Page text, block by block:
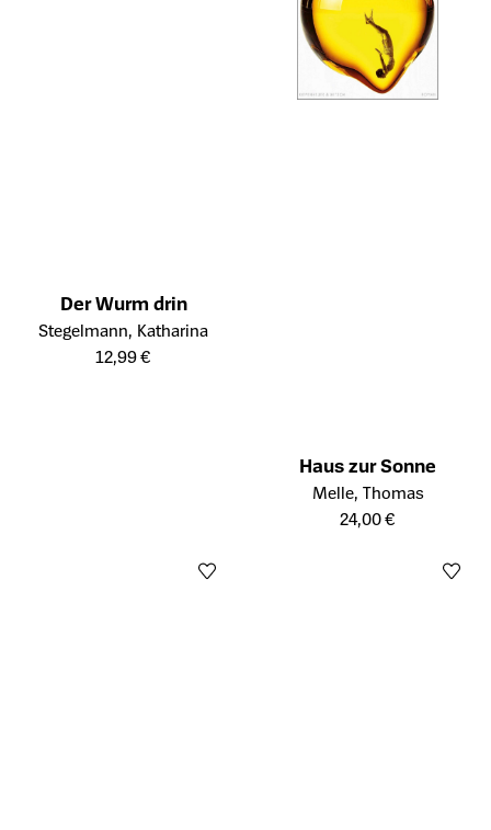
Der Wurm drin
Öffnet die Detailseite des Produkts
Stegelmann, Katharina
12,99 €
Haus zur Sonne
Öffnet die Detailseite des
Melle, Thomas
24,00 €